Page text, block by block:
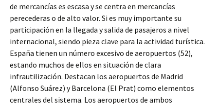
de mercancías es escasa y se centra en mercancías
perecederas o de alto valor. Si es muy importante su
participación en la llegada y salida de pasajeros a nivel
internacional, siendo pieza clave para la actividad turística.
España tienen un número excesivo de aeropuertos (52),
estando muchos de ellos en situación de clara
infrautilización. Destacan los aeropuertos de Madrid
(Alfonso Suárez) y Barcelona (El Prat) como elementos
centrales del sistema. Los aeropuertos de ambos